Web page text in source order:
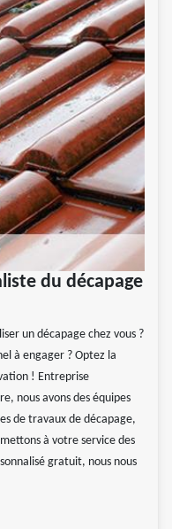
du décapage
un décapage chez vous ?
à engager ? Optez la
! Entreprise
nous avons des équipes
de travaux de décapage,
à votre service des
gratuit, nous nous